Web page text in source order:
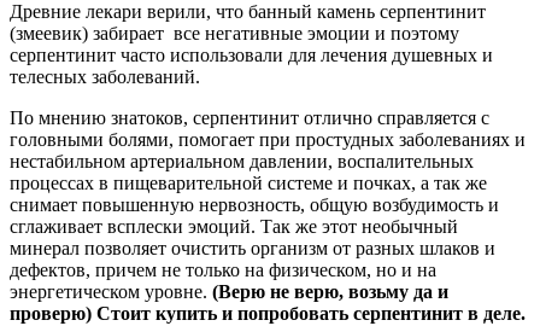
Древние лекари верили, что банный камень серпентинит
(змеевик) забирает все негативные эмоции и поэтому
серпентинит часто использовали для лечения душевных и
телесных заболеваний.
По мнению знатоков, серпентинит отлично справляется с
головными болями, помогает при простудных заболеваниях и
нестабильном артериальном давлении, воспалительных
процессах в пищеварительной системе и почках, а так же
снимает повышенную нервозность, общую возбудимость и
сглаживает всплески эмоций. Так же этот необычный
минерал позволяет очистить организм от разных шлаков и
дефектов, причем не только на физическом, но и на
энергетическом уровне. (Верю не верю, возьму да и
проверю) Стоит купить и попробовать серпентинит в деле.